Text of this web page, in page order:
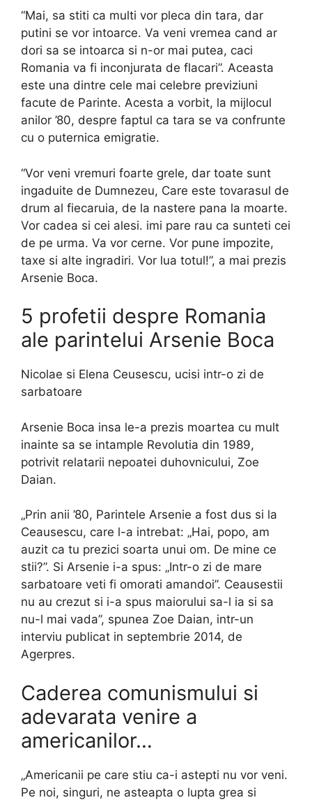
“Mai, sa stiti ca multi vor pleca din tara, dar
putini se vor intoarce. Va veni vremea cand ar
dori sa se intoarca si n-or mai putea, caci
Romania va fi inconjurata de flacari”. Aceasta
este una dintre cele mai celebre previziuni
facute de Parinte. Acesta a vorbit, la mijlocul
anilor ’80, despre faptul ca tara se va confrunte
cu o puternica emigratie.
“Vor veni vremuri foarte grele, dar toate sunt
ingaduite de Dumnezeu, Care este tovarasul de
drum al fiecaruia, de la nastere pana la moarte.
Vor cadea si cei alesi. imi pare rau ca sunteti cei
de pe urma. Va vor cerne. Vor pune impozite,
taxe si alte ingradiri. Vor lua totul!”, a mai prezis
Arsenie Boca.
5 profetii despre Romania
ale parintelui Arsenie Boca
Nicolae si Elena Ceusescu, ucisi intr-o zi de
sarbatoare
Arsenie Boca insa le-a prezis moartea cu mult
inainte sa se intample Revolutia din 1989,
potrivit relatarii nepoatei duhovnicului, Zoe
Daian.
„Prin anii ’80, Parintele Arsenie a fost dus si la
Ceausescu, care l-a intrebat: „Hai, popo, am
auzit ca tu prezici soarta unui om. De mine ce
stii?”. Si Arsenie i-a spus: „Intr-o zi de mare
sarbatoare veti fi omorati amandoi”. Ceausestii
nu au crezut si i-a spus maiorului sa-l ia si sa
nu-l mai vada”, spunea Zoe Daian, intr-un
interviu publicat in septembrie 2014, de
Agerpres.
Caderea comunismului si
adevarata venire a
americanilor…
„Americanii pe care stiu ca-i astepti nu vor veni.
Pe noi, singuri, ne asteapta o lupta grea si